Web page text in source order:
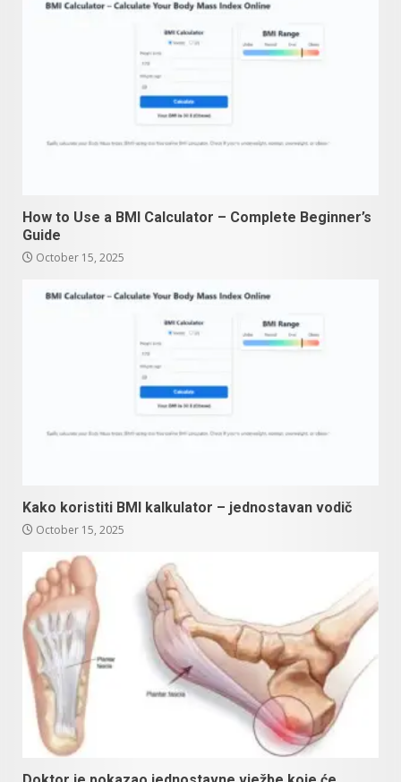
How to Use a BMI Calculator – Complete Beginner’s
Guide
October 15, 2025
Kako koristiti BMI kalkulator – jednostavan vodič
October 15, 2025